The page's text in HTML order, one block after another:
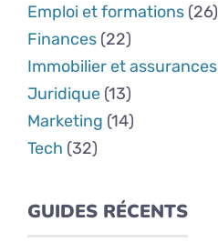
Emploi et formations (26)
Finances (22)
Immobilier et assurances
Juridique (13)
Marketing (14)
Tech (32)
GUIDES RÉCENTS